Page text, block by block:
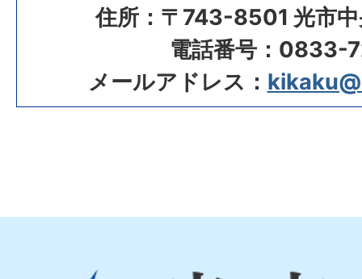
住所：〒743-8501 光市中
電話番号：0833-
メールアドレス：